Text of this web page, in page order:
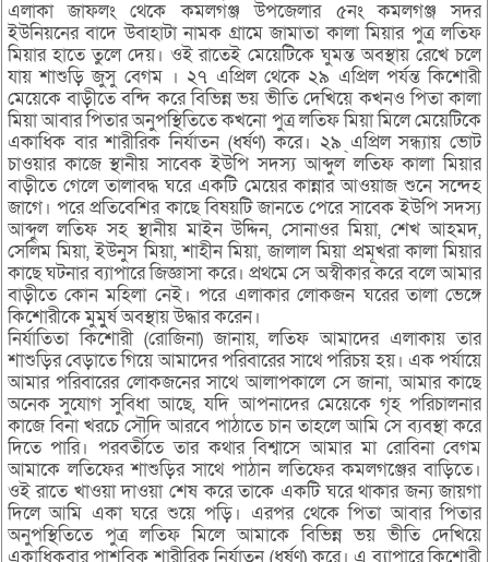
এলাকা জাফলং থেকে কমলগঞ্জ উপজেলার ৫নং কমলগঞ্জ সদর
ইউনিয়নের বাদে উবাহাটা নামক গ্রামে জামাতা কালা মিয়ার পুত্র লতিফ
মিয়ার হাতে তুলে দেয়। ওই রাতেই মেয়েটিকে ঘুমন্ত অবস্থায় রেখে চলে
যায় শাশুড়ি জুসু বেগম । ২৭ এপ্রিল থেকে ২৯ এপ্রিল পর্যন্ত কিশোরী
মেয়েকে বাড়ীতে বন্দি করে বিভিন্ন ভয় ভীতি দেখিয়ে কখনও পিতা কালা
মিয়া আবার পিতার অনুপস্থিতিতে কখনো পুত্র লতিফ মিয়া মিলে মেয়েটিকে
একাধিক বার শারীরিক নির্যাতন (ধর্ষণ) করে। ২৯ ্এপ্রিল সন্ধ্যায় ভোট
চাওয়ার কাজে স্থানীয় সাবেক ইউপি সদস্য আব্দুল লতিফ কালা মিয়ার
বাড়ীতে গেলে তালাবদ্ধ ঘরে একটি মেয়ের কান্নার আওয়াজ শুনে সন্দেহ
জাগে। পরে প্রতিবেশির কাছে বিষয়টি জানতে পেরে সাবেক ইউপি সদস্য
আব্দুল লতিফ সহ স্থানীয় মাইন উদ্দিন, সোনাওর মিয়া, শেখ আহমদ,
সেলিম মিয়া, ইউনুস মিয়া, শাহীন মিয়া, জালাল মিয়া প্রমূখরা কালা মিয়ার
কাছে ঘটনার ব্যাপারে জিজ্ঞাসা করে। প্রথমে সে অস্বীকার করে বলে আমার
বাড়ীতে কোন মহিলা নেই। পরে এলাকার লোকজন ঘরের তালা ভেঙ্গে
কিশোরীকে মুমুুর্ষ অবস্থায় উদ্ধার করেন।
নির্যাতিতা কিশোরী (রোজিনা) জানায়, লতিফ আমাদের এলাকায় তার
শাশুড়ির বেড়াতে গিয়ে আমাদের পরিবারের সাথে পরিচয় হয়। এক পর্যায়ে
আমার পরিবারের লোকজনের সাথে আলাপকালে সে জানা, আমার কাছে
অনেক সুযোগ সুবিধা আছে, যদি আপনাদের মেয়েকে গৃহ পরিচালনার
কাজে বিনা খরচে সৌদি আরবে পাঠাতে চান তাহলে আমি সে ব্যবস্থা করে
দিতে পারি। পরবর্তীতে তার কথার বিশ্বাসে আমার মা রোবিনা বেগম
আমাকে লতিফের শাশুড়ির সাথে পাঠান লতিফের কমলগঞ্জের বাড়িতে।
ওই রাতে খাওয়া দাওয়া শেষ করে তাকে একটি ঘরে থাকার জন্য জায়গা
দিলে আমি একা ঘরে শুয়ে পড়ি। এরপর থেকে পিতা আবার পিতার
অনুপস্থিতিতে পুত্র লতিফ মিলে আমাকে বিভিন্ন ভয় ভীতি দেখিয়ে
একাধিকবার পাশবিক শারীরিক নির্যাতন (ধর্ষণ) করে। এ ব্যাপারে কিশোরী